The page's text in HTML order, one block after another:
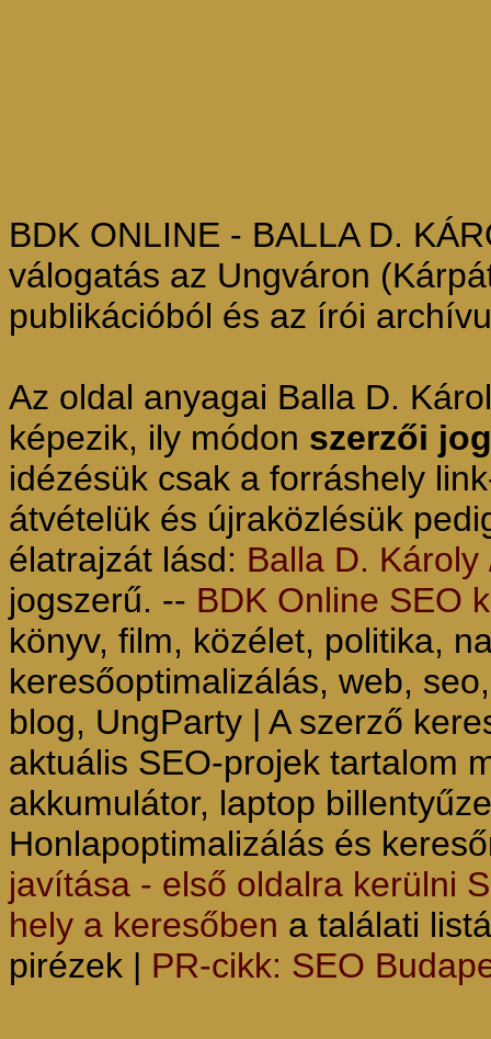
BDK ONLINE - BALLA D.
válogatás az Ungváron
publikációból és az írói
Az oldal anyagai Balla D.
képezik, ily módon szerzői
idézésük csak a forráshely
átvételük és újraközlésük
élatrajzát lásd: Balla D.
jogszerű. -- BDK Online SEO
könyv, film, közélet, politika,
keresőoptimalizálás, web,
blog, UngParty | A szerző
aktuális SEO-projek tartalom
akkumulátor, laptop
Honlapoptimalizálás és
javítása - első oldalra kerülni
hely a keresőben a találati
pirézek | PR-cikk: SEO